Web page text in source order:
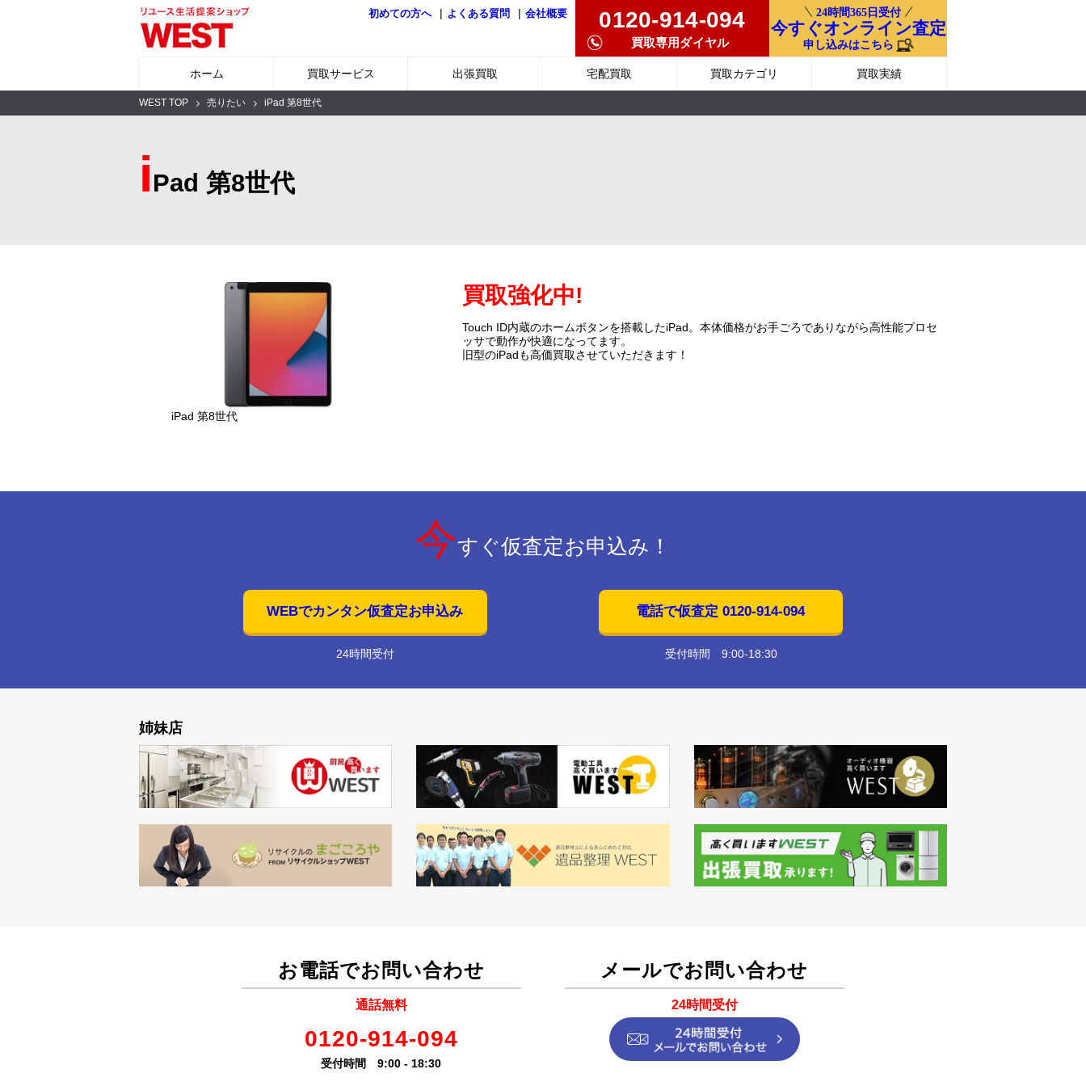
初めての方へ | よくある質問 | 会社概要 0120-914-094
買取専用ダイヤル
24時間365日受付
今すぐオンライン査定
申し込みはこちら
ホーム 買取サービス 出張買取 宅配買取 買取カテゴリ 買取実績
WEST TOP 売りたい iPad 第8世代
iPad 第8世代
iPad 第8世代
買取強化中!
Touch ID内蔵のホームボタンを搭載したiPad。本体価格がお手ごろでありながら高性能プロセ
ッサで動作が快適になってます。
旧型のiPadも高価買取させていただきます！
今すぐ仮査定お申込み！
WEBでカンタン仮査定お申込み
24時間受付
電話で仮査定 0120-914-094
受付時間 9:00-18:30
姉妹店
お電話でお問い合わせ
通話無料
0120-914-094
受付時間 9:00 - 18:30
メールでお問い合わせ
24時間受付